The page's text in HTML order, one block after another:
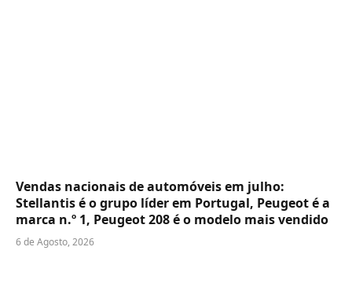
Vendas nacionais de automóveis em julho:
Stellantis é o grupo líder em Portugal, Peugeot é a
marca n.º 1, Peugeot 208 é o modelo mais vendido
6 de Agosto, 2026